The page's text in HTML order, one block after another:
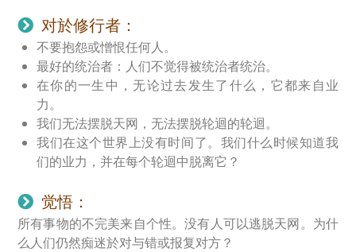
对於修行者：
不要抱怨或憎恨任何人。
最好的统治者：人们不觉得被统治者统治。
在你的一生中，无论过去发生了什么，它都来自业
力。
我们无法摆脱天网，无法摆脱轮迴的轮迴。
我们在这个世界上没有时间了。我们什么时候知道我
们的业力，并在每个轮迴中脱离它？
觉悟：
所有事物的不完美来自个性。没有人可以逃脱天网。为什
么人们仍然痴迷於对与错或报复对方？